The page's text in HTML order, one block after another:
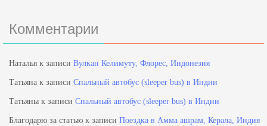
Комментарии
Наталья к записи Вулкан Келимуту, Флорес, Индонезия
Татьяна к записи Спальный автобус (sleeper bus) в Индии
Татьяны к записи Спальный автобус (sleeper bus) в Индии
Благодарю за статью к записи Поездка в Амма ашрам, Керала, Индия